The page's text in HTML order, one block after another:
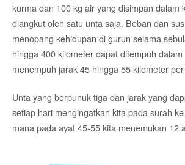
kurma dan 100 kg air yang disimpan dalam
diangkut oleh satu unta saja. Beban dan
menopang kehidupan di gurun selama
hingga 400 kilometer dapat ditempuh
menempuh jarak 45 hingga 55 kilometer
Unta yang berpunuk tiga dan jarak yang
setiap hari mengingatkan kita pada surah
mana pada ayat 45-55 kita menemukan 12